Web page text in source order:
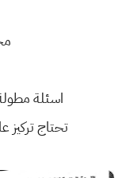
اسئلة
تحتاج تركيز